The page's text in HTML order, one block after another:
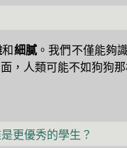
和細膩。我們不僅能夠
，人類可能不如狗狗那
更優秀的學生？